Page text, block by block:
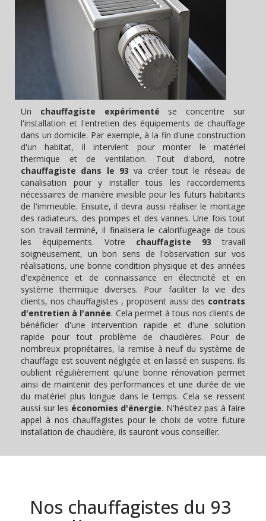
Un chauffagiste expérimenté se concentre sur
l'installation et l'entretien des équipements de chauffage
dans un domicile. Par exemple, à la fin d'une construction
d'un habitat, il intervient pour monter le matériel
thermique et de ventilation. Tout d'abord, notre
chauffagiste dans le 93 va créer tout le réseau de
canalisation pour y installer tous les raccordements
nécessaires de manière invisible pour les futurs habitants
de l'immeuble. Ensuite, il devra aussi réaliser le montage
des radiateurs, des pompes et des vannes. Une fois tout
son travail terminé, il finalisera le calorifugeage de tous
les équipements. Votre chauffagiste 93 travail
soigneusement, un bon sens de l'observation sur vos
réalisations, une bonne condition physique et des années
d'expérience et de connaissance en électricité et en
système thermique diverses. Pour faciliter la vie des
clients, nos chauffagistes , proposent aussi des contrats
d'entretien à l'année. Cela permet à tous nos clients de
bénéficier d'une intervention rapide et d'une solution
rapide pour tout problème de chaudières. Pour de
nombreux propriétaires, la remise à neuf du système de
chauffage est souvent négligée et en laissé en suspens. Ils
oublient régulièrement qu'une bonne rénovation permet
ainsi de maintenir des performances et une durée de vie
du matériel plus longue dans le temps. Cela se ressent
aussi sur les économies d'énergie. N'hésitez pas à faire
appel à nos chauffagistes pour le choix de votre future
installation de chaudière, ils sauront vous conseiller.
Nos chauffagistes du 93